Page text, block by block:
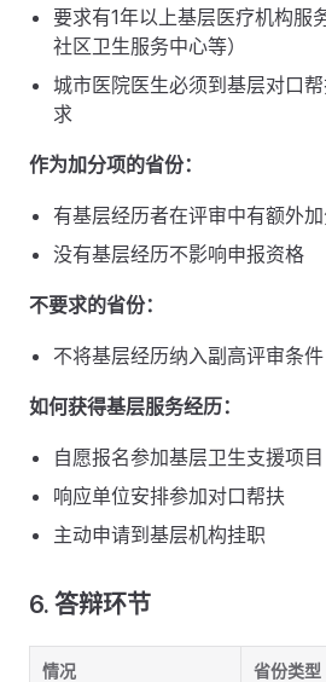
要求有1年以上基层医疗机构服
社区卫生服务中心等）
城市医院医生必须到基层对口
求
作为加分项的省份：
有基层经历者在评审中有额外
没有基层经历不影响申报资格
不要求的省份：
不将基层经历纳入副高评审条件
如何获得基层服务经历：
自愿报名参加基层卫生支援项目
响应单位安排参加对口帮扶
主动申请到基层机构挂职
6. 答辩环节
情况 省份类型